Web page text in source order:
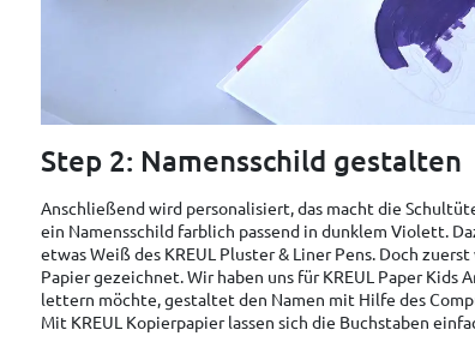
Step 2: Namensschild gestalten
Anschließend wird personalisiert, das macht die
ein Namensschild farblich passend in dunklem Violett.
etwas Weiß des KREUL Pluster & Liner Pens. Doch
Papier gezeichnet. Wir haben uns für KREUL Paper
lettern möchte, gestaltet den Namen mit Hilfe des
Mit KREUL Kopierpapier lassen sich die Buchstaben